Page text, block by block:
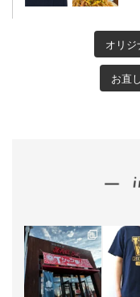
オリ
お直